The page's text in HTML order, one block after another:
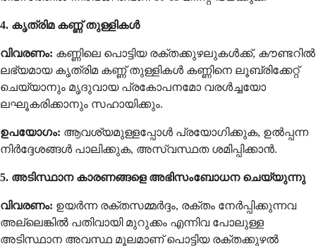
4. കൃത്രിമ കണ്ണ് തുള്ളികൾ
വിവരണം: കണ്ണിലെ പൊട്ടിയ രക്തക്കുഴലുകൾക്ക്, കൗണ്ടറിൽ
ലഭ്യമായ കൃത്രിമ കണ്ണ് തുള്ളികൾ കണ്ണിനെ ലൂബ്രിക്കേറ്റ്
ചെയ്യാനും മൃദുവായ പ്രകോപനമോ വരൾച്ചയോ
ലഘൂകരിക്കാനും സഹായിക്കും.
ഉപയോഗം: ആവശ്യമുള്ളപ്പോൾ പ്രയോഗിക്കുക, ഉൽപ്പന്ന
നിർദ്ദേശങ്ങൾ പാലിക്കുക, അസ്വസ്ഥത ശമിപ്പിക്കാൻ.
5. അടിസ്ഥാന കാരണങ്ങളെ അഭിസംബോധന ചെയ്യുന്നു
വിവരണം: ഉയർന്ന രക്തസമ്മർദ്ദം, രക്തം നേർപ്പിക്കുന്നവ
അല്ലെങ്കിൽ പതിവായി മുറുക്കം എന്നിവ പോലുള്ള
അടിസ്ഥാന അവസ്ഥ മൂലമാണ് പൊട്ടിയ രക്തക്കുഴൽ